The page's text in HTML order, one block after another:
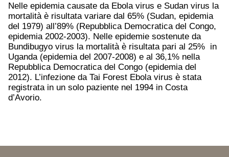
Nelle epidemia causate da Ebola virus e Sudan virus la
mortalità è risultata variare dal 65% (Sudan, epidemia
del 1979) all’89% (Repubblica Democratica del Congo,
epidemia 2002-2003). Nelle epidemie sostenute da
Bundibugyo virus la mortalità è risultata pari al 25% in
Uganda (epidemia del 2007-2008) e al 36,1% nella
Repubblica Democratica del Congo (epidemia del
2012). L’infezione da Tai Forest Ebola virus è stata
registrata in un solo paziente nel 1994 in Costa
d’Avorio.